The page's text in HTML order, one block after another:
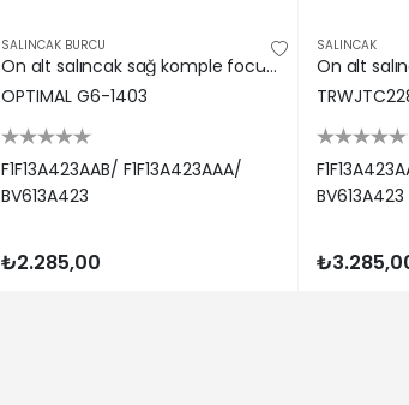
SALINCAK BURCU
On alt salıncak sağ komple focus ııı 11 17 grand c-max 11 rotıllı 1857345-1865168 optımal f1f13a423aab/ f1f13a423aaa/ bv613a423
OPTIMAL G6-1403
F1F13A423AAB/ F1F13A423AAA/
BV613A423
₺2.285,00
SALINCAK
BV613A423